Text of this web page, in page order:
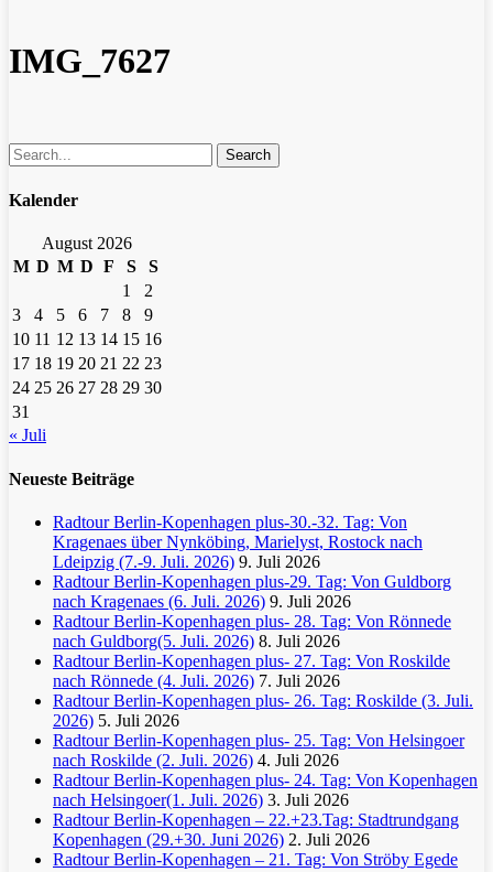
IMG_7627
Search
Kalender
August 2026
M D M D F S
S
1
2
3
4 5 6 7 8
9
10 11 12 13 14 15 16
17 18 19 20 21 22 23
24 25 26 27 28 29 30
31
« Juli
Neueste Beiträge
Radtour Berlin-Kopenhagen plus-30.-32. Tag: Von
Kragenaes über Nynköbing, Marielyst, Rostock nach
Ldeipzig (7.-9. Juli. 2026) 9. Juli 2026
Radtour Berlin-Kopenhagen plus-29. Tag: Von Guldborg
nach Kragenaes (6. Juli. 2026) 9. Juli 2026
Radtour Berlin-Kopenhagen plus- 28. Tag: Von Rönnede
nach Guldborg(5. Juli. 2026) 8. Juli 2026
Radtour Berlin-Kopenhagen plus- 27. Tag: Von Roskilde
nach Rönnede (4. Juli. 2026) 7. Juli 2026
Radtour Berlin-Kopenhagen plus- 26. Tag: Roskilde (3. Juli.
2026) 5. Juli 2026
Radtour Berlin-Kopenhagen plus- 25. Tag: Von Helsingoer
nach Roskilde (2. Juli. 2026) 4. Juli 2026
Radtour Berlin-Kopenhagen plus- 24. Tag: Von Kopenhagen
nach Helsingoer(1. Juli. 2026) 3. Juli 2026
Radtour Berlin-Kopenhagen – 22.+23.Tag: Stadtrundgang
Kopenhagen (29.+30. Juni 2026) 2. Juli 2026
Radtour Berlin-Kopenhagen – 21. Tag: Von Ströby Egede